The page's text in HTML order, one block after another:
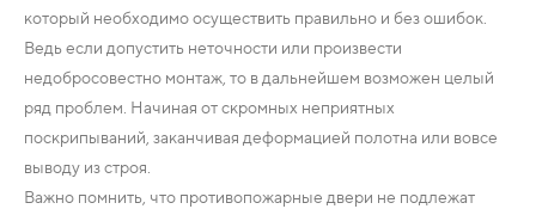
который необходимо осуществить правильно и без ошибок.
Ведь если допустить неточности или произвести
недобросовестно монтаж, то в дальнейшем возможен целый
ряд проблем. Начиная от скромных неприятных
поскрипываний, заканчивая деформацией полотна или вовсе
выводу из строя.
Важно помнить, что противопожарные двери не подлежат